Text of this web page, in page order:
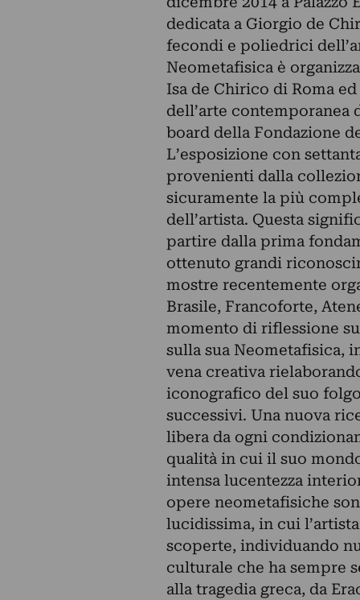
dedicata a Giorgio de
fecondi e poliedrici
Neometafisica è
Isa de Chirico di Roma
dell’arte contemporanea
board della Fondazione
L’esposizione con
provenienti dalla
sicuramente la più
dell’artista. Questa
partire dalla prima
ottenuto grandi
mostre recentemente
Brasile, Francoforte,
momento di riflessione
sulla sua Neometafisica,
vena creativa
iconografico del suo
successivi. Una nuova
libera da ogni
qualità in cui il suo
intensa lucentezza
opere neometafisiche
lucidissima, in cui
scoperte, individuando
culturale che ha sempre
alla tragedia greca, da